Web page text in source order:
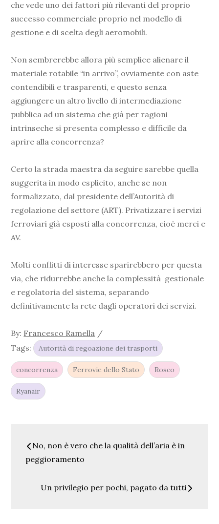
che vede uno dei fattori più rilevanti del proprio
successo commerciale proprio nel modello di
gestione e di scelta degli aeromobili.
Non sembrerebbe allora più semplice alienare il
materiale rotabile “in arrivo”, ovviamente con aste
contendibili e trasparenti, e questo senza
aggiungere un altro livello di intermediazione
pubblica ad un sistema che già per ragioni
intrinseche si presenta complesso e difficile da
aprire alla concorrenza?
Certo la strada maestra da seguire sarebbe quella
suggerita in modo esplicito, anche se non
formalizzato, dal presidente dell’Autorità di
regolazione del settore (ART). Privatizzare i servizi
ferroviari già esposti alla concorrenza, cioè merci e
AV.
Molti conflitti di interesse sparirebbero per questa
via, che ridurrebbe anche la complessità gestionale
e regolatoria del sistema, separando
definitivamente la rete dagli operatori dei servizi.
By: Francesco Ramella
Tags:
Autorità di regoazione dei trasporti
concorrenza Ferrovie dello Stato Rosco
Ryanair
Navigazione
articoli
No, non è vero che la qualità dell’aria è in
peggioramento
Un privilegio per pochi, pagato da tutti